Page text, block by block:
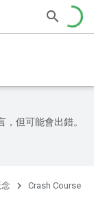
但可能會出錯。
Crash Course